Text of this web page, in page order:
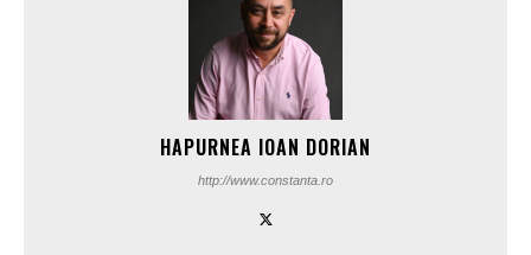
HAPURNEA IOAN DORIAN
http://www.constanta.ro